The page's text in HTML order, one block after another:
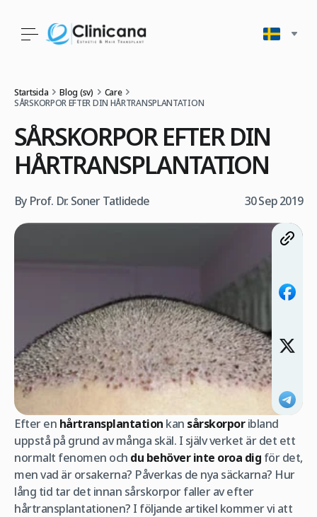
Startsida Blog (sv)
Care
SÅRSKORPOR EFTER DIN HÅRTRANSPLANTATION
SÅRSKORPOR EFTER DIN
HÅRTRANSPLANTATION
By Prof. Dr. Soner Tatlidede 30 Sep 2019
Efter en hårtransplantation kan sårskorporibland
uppstå på grund av många skäl. I själv verket är det ett
normalt fenomen och du behöver inte oroa dig för det,
men vad är orsakerna? Påverkas de nya säckarna? Hur
lång tid tar det innan sårskorpor faller av efter
hårtransplantationen? I följande artikel kommer vi att